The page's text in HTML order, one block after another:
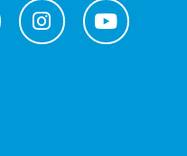
Ga
naar
Ga
naar